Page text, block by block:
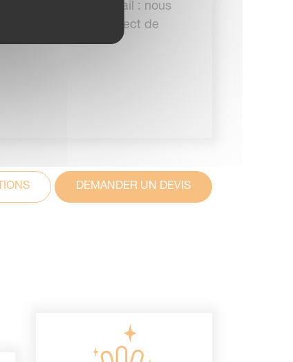
d’installation de portail : nous
de l’art, dans le respect de
DEMANDER UN DEVIS